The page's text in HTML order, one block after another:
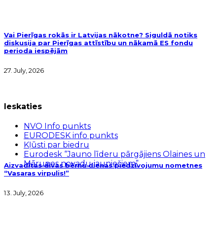
Vai Pierīgas rokās ir Latvijas nākotne? Siguldā notiks
diskusija par Pierīgas attīstību un nākamā ES fondu
perioda iespējām
27. July, 2026
Aizvadītas divas bērnu dienas piedzīvojumu nometnes
“Vasaras virpulis!”
13. July, 2026
Ieskaties
NVO Info punkts
EURODESK info punkts
Kļūsti par biedru
Eurodesk “Jauno līderu pārgājiens Olaines un
Mārupes novadu jauniešiem”